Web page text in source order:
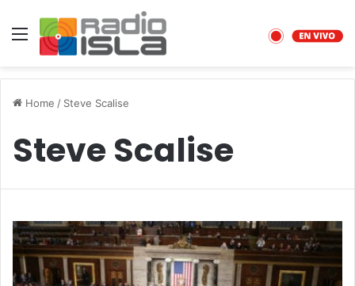
Menu
Home / Steve Scalise
Steve Scalise